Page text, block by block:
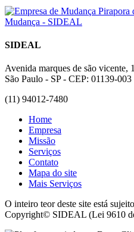
SIDEAL
Avenida marques de são vicente,
São Paulo - SP - CEP: 01139-003
(11) 94012-7480
Home
Empresa
Missão
Serviços
Contato
Mapa do site
Mais Serviços
O inteiro teor deste site está
Copyright© SIDEAL (Lei 9610